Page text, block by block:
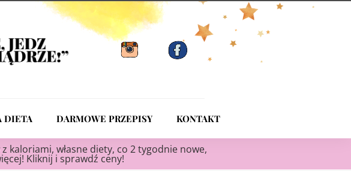
DIETA DARMOWE PRZEPISY KONTAKT
z kaloriami, własne diety, co 2 tygodnie nowe,
Kliknij i sprawdź ceny!